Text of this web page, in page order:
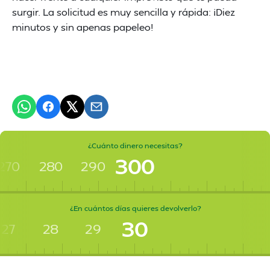
surgir. La solicitud es muy sencilla y rápida: ¡Diez
minutos y sin apenas papeleo!
¿Cuánto dinero necesitas?
280 290 300
¿En cuántos días quieres devolverlo?
27 28 29 30